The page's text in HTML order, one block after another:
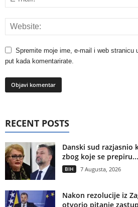
Spremite moje ime, e-mail i web stranicu
put kada komentarirate.
RECENT POSTS
Danski sud razjasnio
zbog koje se prepiru...
BIH 7 Augusta, 2026
Nakon rezolucije iz
otvorio pitanje